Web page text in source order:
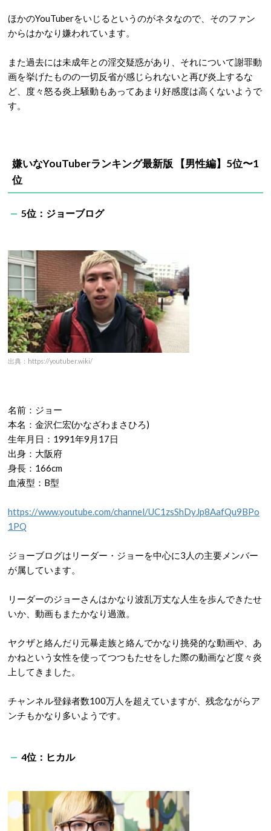
ほかのYouTuberをいじるというのがネタなので、そのファン
からはかなり嫌われています。
また過去には未成年との淫交疑惑があり、それについて謝罪動
画を挙げたものの一切反省が感じられないと再び炎上するな
ど、度々怒る炎上騒動もあってあまり好感度は高くないようで
す。
嫌いなYouTuberランキング最新版 【男性編】 5位〜1
位
5位：ジョーブログ
出典：https://youtuber.wiki/
名前：ジョー
本名：金沢仁宏(かなざわまさひろ)
生年月日： 1991年9 月 17日
出身：大阪府
身長： 166cm
血液型： B型
https://www.youtube.com/channel/UC1zsShDyJp8AafQu9BPo
1PQ
ジョーブログはリーダー・ジョーを中心に3 人の主要メンバー
が属しています。
リーダーのジョーさんはかなり波乱万丈な人生を歩んできたせ
いか、動画もまたかなり過激。
ヤクザと絡んだり元暴走族と絡んでかなり挑発的な動画や、あ
かねという女性を使ってつつもたせをした際の動画など度々炎
上してきました。
チャンネル登録者数100万人を超えていますが、残念ながらア
ンチもかなり多いようです。
4位：ヒカル